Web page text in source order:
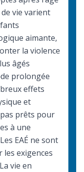
vie varient
aimante,
la violence
âgés
prolongée
effets
et
prêts pour
à une
EAÉ ne sont
exigences
vie en